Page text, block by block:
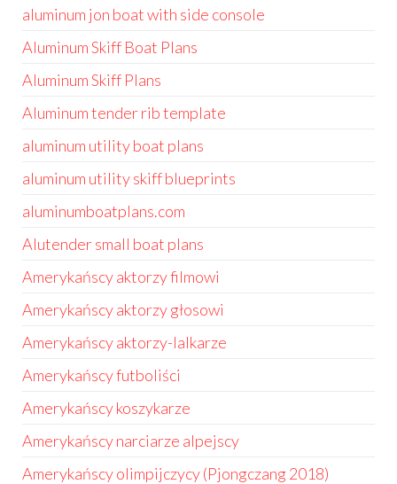
aluminum jon boat with side console
Aluminum Skiff Boat Plans
Aluminum Skiff Plans
Aluminum tender rib template
aluminum utility boat plans
aluminum utility skiff blueprints
aluminumboatplans.com
Alutender small boat plans
Amerykańscy aktorzy filmowi
Amerykańscy aktorzy głosowi
Amerykańscy aktorzy-lalkarze
Amerykańscy futboliści
Amerykańscy koszykarze
Amerykańscy narciarze alpejscy
Amerykańscy olimpijczycy (Pjongczang 2018)